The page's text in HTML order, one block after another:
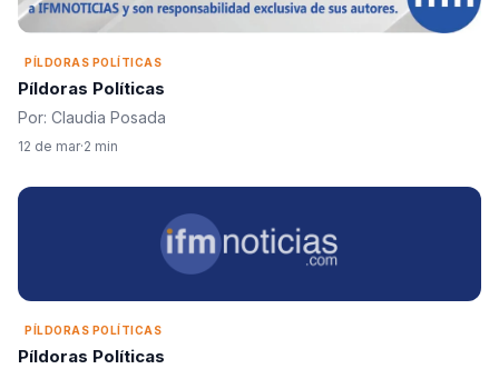
PÍLDORAS POLÍTICAS
Píldoras Políticas
Por: Claudia Posada
12 de mar·2 min
PÍLDORAS POLÍTICAS
Píldoras Políticas